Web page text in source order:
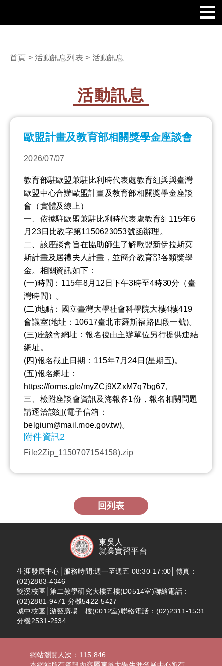
首頁 >活動訊息列表 > 活動訊息
活動訊息
歐盟計畫及教育部相關獎學金座談會
2026/07/07
教育部駐歐盟兼駐比利時代表處教育組與與臺灣
歐盟中心合辦歐盟計畫及教育部相關獎學金座談
會（實體及線上）
一、依據駐歐盟兼駐比利時代表處教育組115年6
月23日比教字第1150623053號函辦理。
二、該座談會旨在協助師生了解歐盟新伊拉斯莫
斯計畫及居禮夫人計畫，並簡介教育部各類獎學
金。相關資訊如下：
(一)時間：115年8月12日下午3時至4時30分（臺
灣時間）。
(二)地點：國立臺灣大學社會科學院大樓4樓419
會議室(地址：10617臺北市羅斯福路四段一號)。
(三)座談會網址：報名後由主辦單位另行提供連結
網址。
(四)報名截止日期：115年7月24日(星期五)。
(五)報名網址：
https://forms.gle/myZCj9XZxM7q7bg67。
三、檢附座談會資訊及海報各1份，報名相關問題
請逕洽該組(電子信箱：
belgium@mail.moe.gov.tw)。
附件資訊2
File2Zip_1150707154158).zip
回列表
東吳人
就業實習平台
生涯發展中心│服務時間:週一至週五 08:30-17:00│傳真：
(02)2883-4346
雙溪校區│第二教學研究大樓五樓(D0514室)聯絡電話：
(02)2881-9471 分機5422-5427
城中校區│游藝廣場一樓(6012室)聯絡電話：(02)2311-1531
分機2531-2534
網站瀏覽人次：115,846